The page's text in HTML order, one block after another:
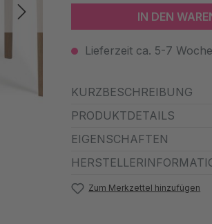
IN DEN
Lieferzeit ca. 5-7
KURZBESCHREIBUNG
PRODUKTDETAILS
EIGENSCHAFTEN
Zum Merkzettel hinzufügen